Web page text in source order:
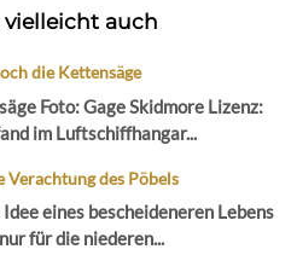
auch
die Kettensäge
Foto: Gage Skidmore Lizenz:
im Luftschiffhangar...
Verachtung des Pöbels
eines bescheideneren Lebens
für die niederen...